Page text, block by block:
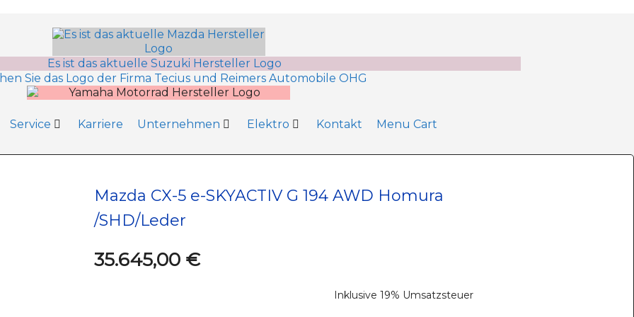
Service Karriere Unternehmen Elektro Kontakt Menu Cart
Mazda CX-5 e-SKYACTIV G 194 AWD Homura
/SHD/Leder
35.645,00 €
Inklusive 19% Umsatzsteuer